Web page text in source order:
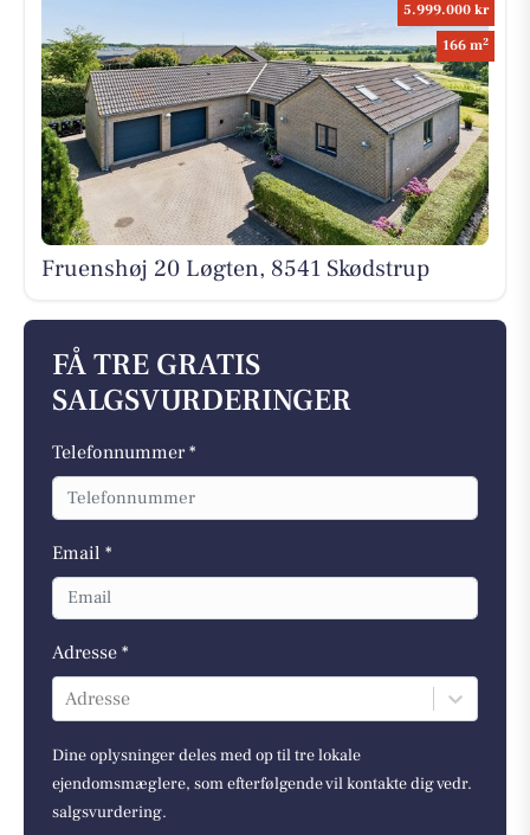
5.999.000 kr
166 m2
Fruenshøj 20 Løgten, 8541 Skødstrup
FÅ TRE GRATIS
SALGSVURDERINGER
Telefonnummer *
Email *
Adresse *
Adresse
Dine oplysninger deles med op til tre lokale
ejendomsmæglere, som efterfølgende vil kontakte dig vedr.
salgsvurdering.